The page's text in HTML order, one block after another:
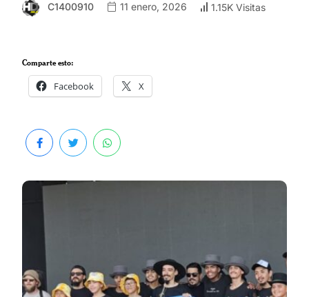
C1400910 11 enero, 2026 1.15K Visitas
Comparte esto:
Facebook X